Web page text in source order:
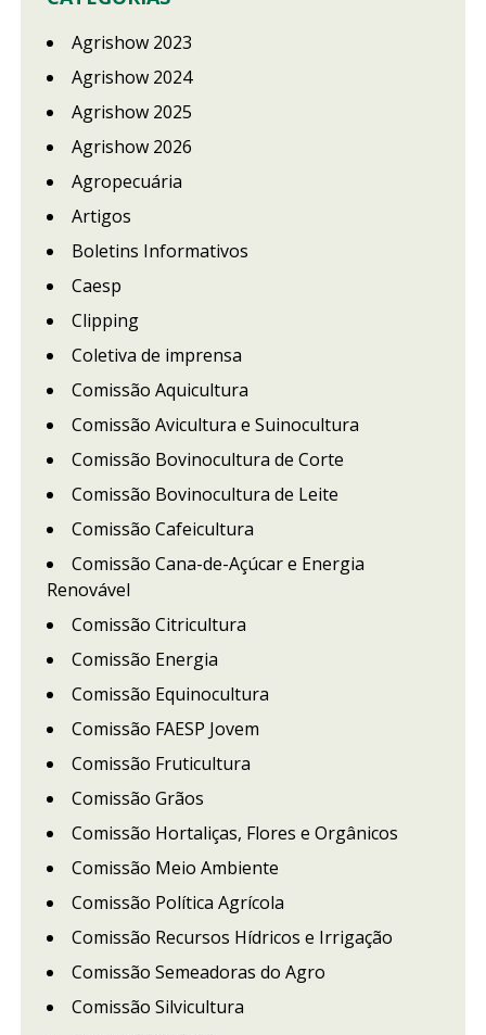
Agrishow 2023
Agrishow 2024
Agrishow 2025
Agrishow 2026
Agropecuária
Artigos
Boletins Informativos
Caesp
Clipping
Coletiva de imprensa
Comissão Aquicultura
Comissão Avicultura e Suinocultura
Comissão Bovinocultura de Corte
Comissão Bovinocultura de Leite
Comissão Cafeicultura
Comissão Cana-de-Açúcar e Energia
Renovável
Comissão Citricultura
Comissão Energia
Comissão Equinocultura
Comissão FAESP Jovem
Comissão Fruticultura
Comissão Grãos
Comissão Hortaliças, Flores e Orgânicos
Comissão Meio Ambiente
Comissão Política Agrícola
Comissão Recursos Hídricos e Irrigação
Comissão Semeadoras do Agro
Comissão Silvicultura